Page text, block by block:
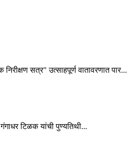
निरीक्षण सत्र" उत्साहपूर्ण वातावरणात पार...
टिळक यांची पुण्यतिथी...